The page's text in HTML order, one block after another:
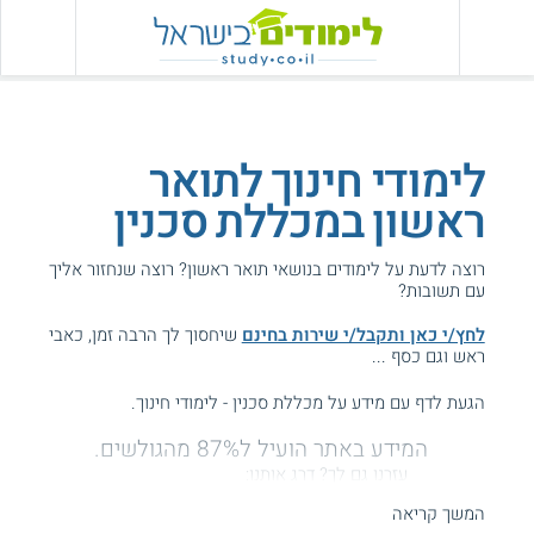
לימודי חינוך לתואר
ראשון במכללת סכנין
רוצה לדעת על לימודים בנושאי תואר ראשון? רוצה שנחזור אליך
עם תשובות?
לחץ/י כאן ותקבל/י שירות בחינם שיחסוך לך הרבה זמן, כאבי
ראש וגם כסף ...
הגעת לדף עם מידע על מכללת סכנין - לימודי חינוך.
המידע באתר הועיל ל87% מהגולשים.
עזרנו גם לך? דרג אותנו:
המשך קריאה